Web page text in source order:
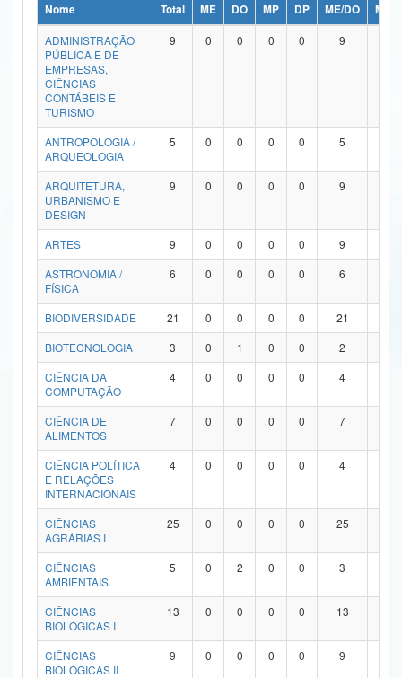
Ministério da Ciência, Tecnologia, Inovações e Comunicações
Ministério do Meio Ambiente
Ministério do Turismo
Ministério do Desenvolvimento Regional
Controladoria-Geral da União
Ministério da Mulher, da Família e dos Direitos Humanos
Secretaria de Governo
Advocacia-Geral da União
Banco Central do Brasil
Nome Total ME DO MP DP ME/DO
MP/
ADMINISTRAÇÃO
PÚBLICA E DE
EMPRESAS,
CIÊNCIAS
CONTÁBEIS E
TURISMO
9 0 0 0 0 9
ANTROPOLOGIA /
ARQUEOLOGIA
5 0 0 0 0 5
ARQUITETURA,
URBANISMO E
DESIGN
9 0 0 0 0 9
ARTES 9 0 0 0 0 9
ASTRONOMIA /
FÍSICA
6 0 0 0 0 6
BIODIVERSIDADE 21 0 0 0 0 21
BIOTECNOLOGIA
3 0 1 0 0 2
CIÊNCIA DA
COMPUTAÇÃO
4 0 0 0 0 4
CIÊNCIA DE
ALIMENTOS
7 0 0 0 0 7
CIÊNCIA POLÍTICA
E RELAÇÕES
INTERNACIONAIS
4 0 0 0 0 4
CIÊNCIAS
AGRÁRIAS I
25 0 0 0 0 25
CIÊNCIAS
AMBIENTAIS
5 0 2 0 0 3
CIÊNCIAS
BIOLÓGICAS I
13 0 0 0 0 13
CIÊNCIAS
BIOLÓGICAS II
9 0 0 0 0 9